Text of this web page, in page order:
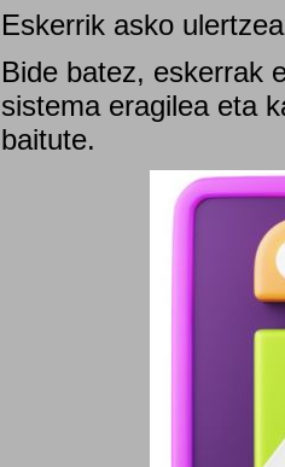
Eskerrik asko
Bide batez, eskerrak
sistema eragilea eta
baitute.